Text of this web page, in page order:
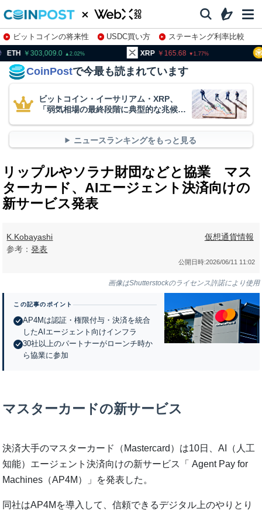
ビットコインの将来性 USDC買い方
ステーキング利率比較
株特集・関連銘柄
2.02 165.68 1.77
CoinPostで今最も読まれています
ビットコイン・イーサリアム・XRP、
「弱気相場の最終段階に典型的な兆候」
ニュースランキングをもっと見る
リップルやソラナ財団などと協業 マス
ターカード、AIエージェント決済向けの
新サービス発表
K.Kobayashi
参考：発表
仮想通貨情報
公開日時:2026/06/11 11:02
画像はShutterstockのライセンス許諾により使用
この記事のポイント
AP4Mは認証・権限付与・決済を統合
したAIエージェント向けインフラ
30社以上のパートナーがローンチ時か
ら協業に参加
マスターカードの新サービス
決済大手のマスターカード（Mastercard）は10日、AI（人工
知能）エージェント決済向けの新サービス「 Agent Pay for
Machines（AP4M）」を発表した。
同社はAP4Mを導入して、信頼できるデジタル上のやりとり